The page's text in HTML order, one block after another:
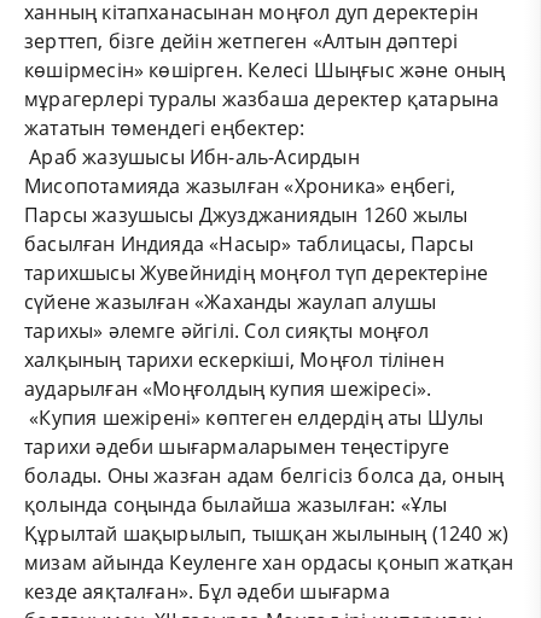
ханның кітапханасынан моңғол дуп деректерін
зерттеп, бізге дейін жетпеген «Алтын дәптері
көшірмесін» көшірген. Келесі Шыңғыс және оның
мұрагерлері туралы жазбаша деректер қатарына
жататын төмендегі еңбектер:
Араб жазушысы Ибн-аль-Асирдын
Мисопотамияда жазылған «Хроника» еңбегі,
Парсы жазушысы Джузджаниядын 1260 жылы
басылған Индияда «Насыр» таблицасы, Парсы
тарихшысы Жувейнидің моңғол түп деректеріне
сүйене жазылған «Жаханды жаулап алушы
тарихы» әлемге әйгілі. Сол сияқты моңғол
халқының тарихи ескеркіші, Моңғол тілінен
аударылған «Моңғолдың купия шежіресі».
«Купия шежірені» көптеген елдердің аты Шулы
тарихи әдеби шығармаларымен теңестіруге
болады. Оны жазған адам белгісіз болса да, оның
қолында соңында былайша жазылған: «Ұлы
Құрылтай шақырылып, тышқан жылының (1240 ж)
мизам айында Кеуленге хан ордасы қонып жатқан
кезде аяқталған». Бұл әдеби шығарма